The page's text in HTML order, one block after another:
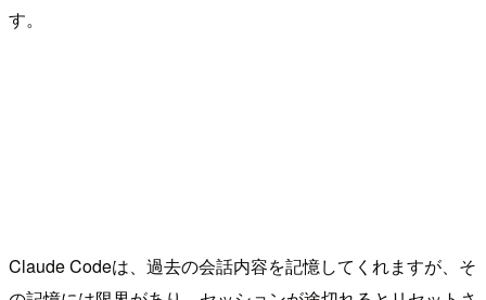
す。
Claude Codeは、過去の会話内容を記憶してくれますが、そ